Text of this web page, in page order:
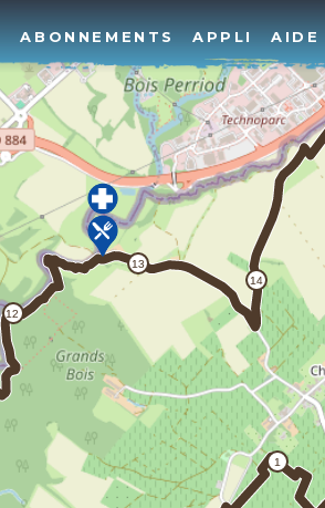
ABONNEMENTS APPLI AIDE